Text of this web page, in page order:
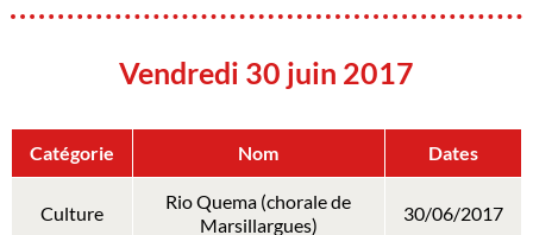
Vendredi 30 juin 2017
Catégorie Nom Dates
Culture
Rio Quema (chorale de
Marsillargues)
30/06/2017